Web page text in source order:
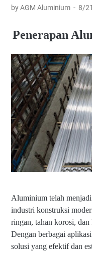
by AGM Aluminium 8/
Penerapan
Aluminium telah
industri konstruksi
ringan, tahan korosi, dan
Dengan berbagai
solusi yang efektif dan